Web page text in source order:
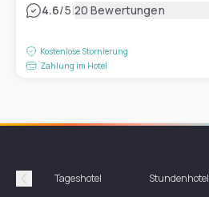
4.6/5|20 Bewertungen
Kostenlose Stornierung
Zahlung im Hotel
Précédent
Tageshotel Stundenhotel